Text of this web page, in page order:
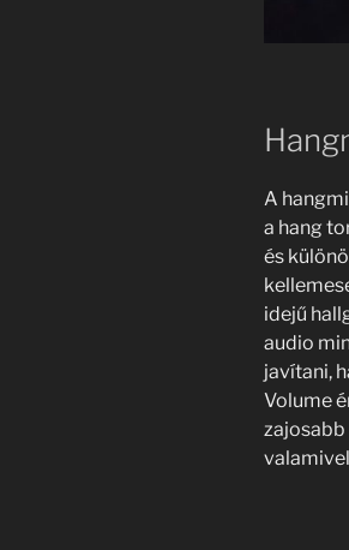
A
a hang
és
idejű
audio
javítani,
Volume
zajosabb